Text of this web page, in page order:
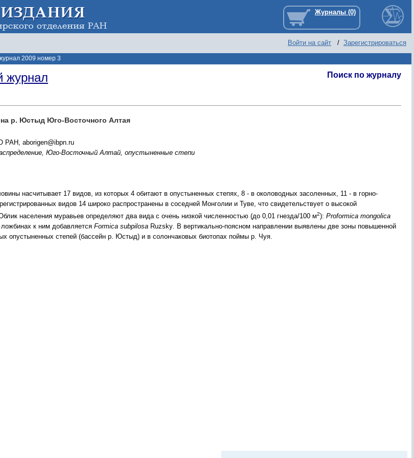
Войти на сайт / Зарегистрироваться
2009 номер 3
Поиск по журналу
журнал
р. Юстыд Юго-Восточного Алтая
РАН, aborigen@ibpn.ru
Юго-Восточный Алтай, опустыненные степи
насчитывает 17 видов, из которых 4 обитают в опустыненных степях, 8 - в околоводных засоленных, 11 - в горно-
видов 14 широко распространены в соседней Монголии и Туве, что свидетельствует о высокой
населения муравьев определяют два вида с очень низкой численностью (до 0,01 гнезда/100 м2): Proformica mongolica
к ним добавляется Formica subpilosa Ruzsky. В вертикально-поясном направлении выявлены две зоны повышенной
опустыненных степей (бассейн р. Юстыд) и в солончаковых биотопах поймы р. Чуя.